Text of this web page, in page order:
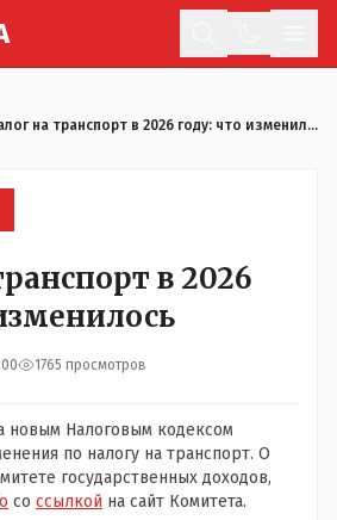
Налог на транспорт в 2026 году: что изменилось
в 2026
1765 просмотров
новым Налоговым кодексом
по налогу на транспорт. О
государственных доходов,
со ссылкой на сайт Комитета.